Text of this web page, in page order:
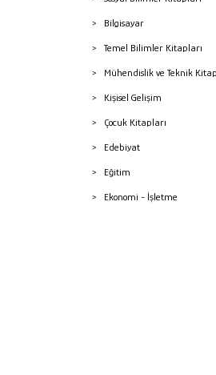
Bilgisayar
Temel Bilimler Kitapları
Mühendislik ve Teknik
Kişisel Gelişim
Çocuk Kitapları
Edebiyat
Eğitim
Ekonomi - İşletme